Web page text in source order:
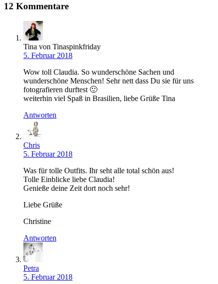
12 Kommentare
Tina von Tinaspinkfriday
5. Februar 2018
Wow toll Claudia. So wunderschöne Sachen und
wunderschöne Menschen! Sehr nett dass Du sie für uns
fotografieren durftest 🙂
weiterhin viel Spaß in Brasilien, liebe Grüße Tina
Antworten
Chris
5. Februar 2018
Was für tolle Outfits. Ihr seht alle total schön aus!
Tolle Einblicke liebe Claudia!
Genieße deine Zeit dort noch sehr!
Liebe Grüße
Christine
Antworten
Petra
5. Februar 2018